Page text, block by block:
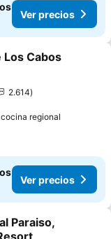
Ver precios
Los Cabos
2.614
regional
Ver precios
Paraiso,